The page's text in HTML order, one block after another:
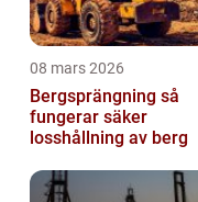
08 mars 2026
Bergsprängning så
fungerar säker
losshållning av berg